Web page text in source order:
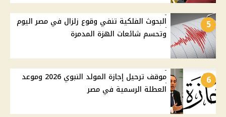
5
البحوث الفلكية تنفي وقوع زلزال في مصر اليوم
وتحسم شائعات الهزة المدمرة
6
موقف ترحيل إجازة المولد النبوي 2026 وموعد
العطلة الرسمية في مصر